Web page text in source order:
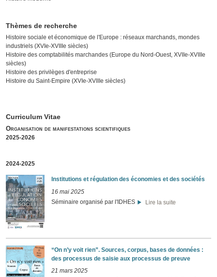
Thèmes de recherche
Histoire sociale et économique de l'Europe : réseaux marchands, mondes
industriels (XVIe-XVIIIe siècles)
Histoire des comptabilités marchandes (Europe du Nord-Ouest, XVIIe-XVIIIe
siècles)
Histoire des privilèges d'entreprise
Histoire du Saint-Empire (XVIe-XVIIIe siècles)
Curriculum Vitae
Organisation de manifestations scientifiques
2025-2026
2024-2025
Institutions et régulation des économies et des sociétés
16 mai 2025
Séminaire organisé par l'IDHES
Lire la suite
“On n’y voit rien”. Sources, corpus, bases de données :
des processus de saisie aux processus de preuve
21 mars 2025